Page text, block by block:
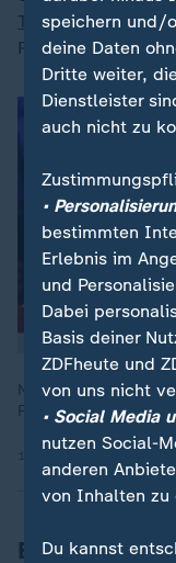
Trumpund will
Nach seinem
Regierungs-Team.
Bachmann:
speichern und/
deine Daten
Dritte weiter,
Dienstleister
auch nicht zu
•
bestimmten
Erlebnis im
und
Dabei
Basis deiner
ZDFheute und
von uns nicht
• Social Media
nutzen Social-
anderen
von Inhalten zu
Du kannst